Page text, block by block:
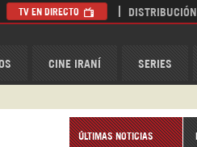
CINE IRANÍ SERIES
TV EN DIRECTO DISTRIBUCIÓN
ÚLTIMAS NOTICIAS